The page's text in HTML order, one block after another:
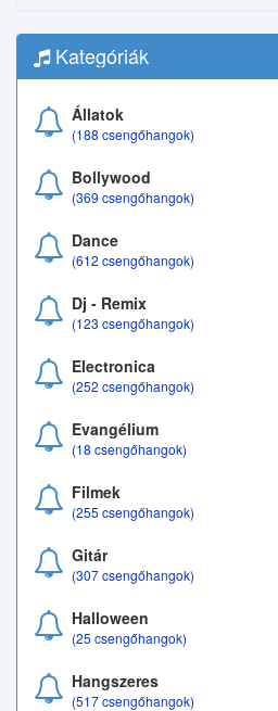
Kategóriák
Állatok
(188 csengőhangok)
Bollywood
(369 csengőhangok)
Dance
(612 csengőhangok)
Dj - Remix
(123 csengőhangok)
Electronica
(252 csengőhangok)
Evangélium
(18 csengőhangok)
Filmek
(255 csengőhangok)
Gitár
(307 csengőhangok)
Halloween
(25 csengőhangok)
Hangszeres
(517 csengőhangok)